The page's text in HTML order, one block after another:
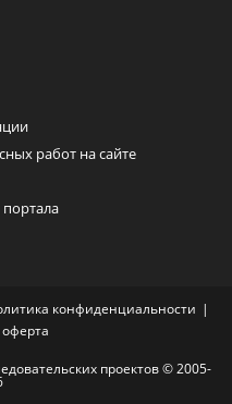
работ на сайте
конфиденциальности
проектов © 2005-